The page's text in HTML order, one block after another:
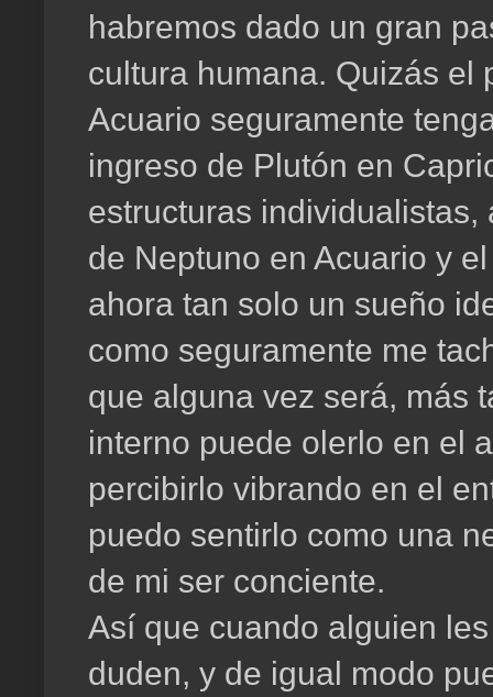
habremos dado un gran
cultura humana. Quizás el
Acuario seguramente
ingreso de Plutón en
estructuras
de Neptuno en Acuario y
ahora tan solo un sueño
como seguramente me
que alguna vez será, más
interno puede olerlo en el
percibirlo vibrando en el
puedo sentirlo como una
de mi ser conciente.
Así que cuando alguien
duden, y de igual modo